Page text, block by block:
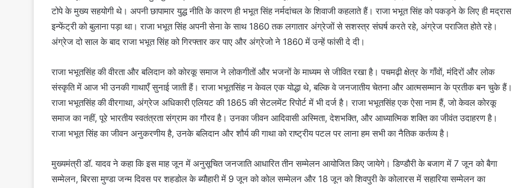
टोपे के मुख्य सहयोगी थे। अपनी छापामार युद्ध नीति के कारण ही भभूत सिंह नर्मदांचल के शिवाजी कहलाते हैं। राजा भभूत सिंह को पकड़ने के लिए ही मद्रास
इन्फेंट्री को बुलाना पड़ा था। राजा भभूत सिंह अपनी सेना के साथ 1860 तक लगातार अंग्रेजों से सशस्त्र संघर्ष करते रहे, अंग्रेज पराजित होते रहे।
अंग्रेज दो साल के बाद राजा भभूत सिंह को गिरफ्तार कर पाए और अंग्रेजो ने 1860 में उन्हें फांसी दे दी।
राजा भभूतसिंह की वीरता और बलिदान को कोरकू समाज ने लोकगीतों और भजनों के माध्यम से जीवित रखा है। पचमढ़ी क्षेत्र के गाँवों, मंदिरों और लोक
संस्कृति में आज भी उनकी गाथाएँ सुनाई जाती हैं। राजा भभूतसिंह न केवल एक योद्धा थे, बल्कि वे जनजातीय चेतना और आत्मसम्मान के प्रतीक बन चुके हैं।
राजा भभूतसिंह की वीरगाथा, अंग्रेज अधिकारी एलियट की 1865 की सेटलमेंट रिपोर्ट में भी दर्ज है। राजा भभूतसिंह एक ऐसा नाम हैं, जो केवल कोरकू
समाज का नहीं, पूरे भारतीय स्वतंत्रता संग्राम का गौरव है। उनका जीवन आदिवासी अस्मिता, देशभक्ति, और आध्यात्मिक शक्ति का जीवंत उदाहरण है।
राजा भभूत सिंह का जीवन अनुकरणीय है, उनके बलिदान और शौर्य की गाथा को राष्ट्रीय पटल पर लाना हम सभी का नैतिक कर्तव्य है।
मुख्यमंत्री डॉ. यादव ने कहा कि इस माह जून में अनुसूचित जनजाति आधारित तीन सम्मेलन आयोजित किए जायेगे। डिण्डौरी के बजाग में 7 जून को बैगा
सम्मेलन, बिरसा मुण्डा जन्म दिवस पर शहडोल के ब्यौहारी में 9 जून को कोल सम्मेलन और 18 जून को शिवपुरी के कोलारस में सहारिया सम्मेलन का